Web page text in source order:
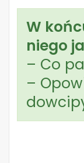
W
niego
– Co
–